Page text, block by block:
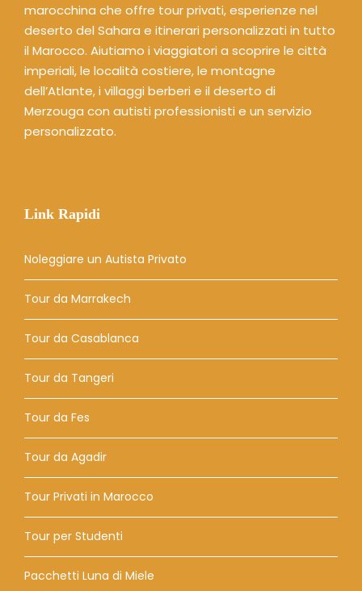
marocchina che offre tour privati, esperienze nel
deserto del Sahara e itinerari personalizzati in tutto
il Marocco. Aiutiamo i viaggiatori a scoprire le città
imperiali, le località costiere, le montagne
dell’Atlante, i villaggi berberi e il deserto di
Merzouga con autisti professionisti e un servizio
personalizzato.
Link Rapidi
Noleggiare un Autista Privato
Tour da Marrakech
Tour da Casablanca
Tour da Tangeri
Tour da Fes
Tour da Agadir
Tour Privati ​​in Marocco
Tour per Studenti
Pacchetti Luna di Miele